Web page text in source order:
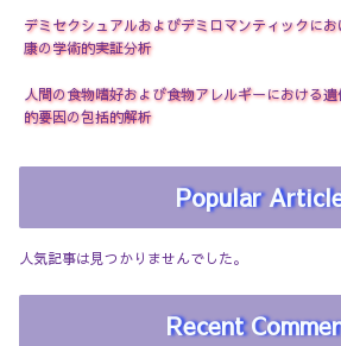
デミセクシュアルおよびデミロマンティックに
康の学術的実証分析
人間の食物嗜好および食物アレルギーにおける
的要因の包括的解析
Popular
人気記事は見つかりませんでした。
Recent